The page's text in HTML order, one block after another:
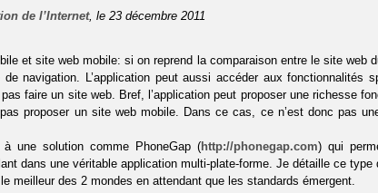
de l’Internet, le 23 décembre 2011
et site web mobile: si on reprend la comparaison entre le site web
navigation. L’application peut aussi accéder aux fonctionnalités
faire un site web. Bref, l’application peut proposer une richesse
proposer un site web mobile. Dans ce cas, ce n’est donc pas
une solution comme PhoneGap (http://phonegap.com) qui
dans une véritable application multi-plate-forme. Je détaille ce type
meilleur des 2 mondes en attendant que les standards émergent.